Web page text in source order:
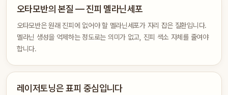
오타모반의 본질 — 진피 멜라닌세포
오타모반은 원래 진피에 없어야 할 멜라닌세포가 자리 잡은 질환입니다.
멜라닌 생성을 억제하는 정도로는 의미가 없고, 진피 색소 자체를 줄여야
합니다.
레이저토닝은 표피 중심입니다